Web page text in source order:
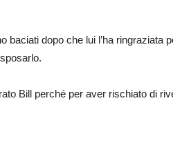
baciati dopo che lui l’ha ringraziata
Bill perché per aver rischiato di